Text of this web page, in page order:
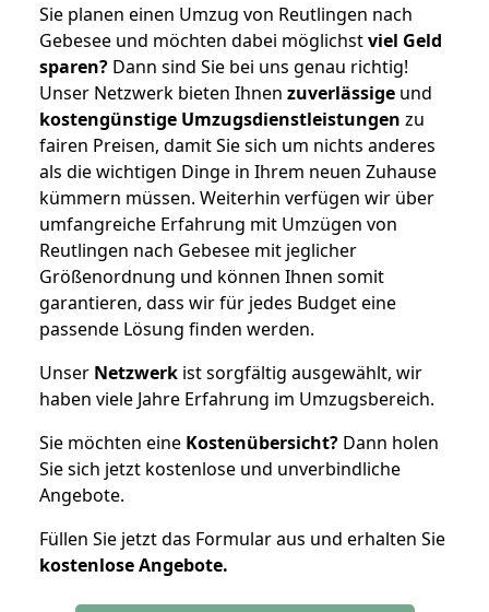
Sie planen einen Umzug von Reutlingen nach
Gebesee und möchten dabei möglichstviel Geld
sparen? Dann sind Sie bei uns genau richtig!
Unser Netzwerk bieten Ihnen zuverlässige und
kostengünstige Umzugsdienstleistungen zu
fairen Preisen, damit Sie sich um nichts anderes
als die wichtigen Dinge in Ihrem neuen Zuhause
kümmern müssen. Weiterhin verfügen wir über
umfangreiche Erfahrung mit Umzügen von
Reutlingen nach Gebesee mit jeglicher
Größenordnung und können Ihnen somit
garantieren, dass wir für jedes Budget eine
passende Lösung finden werden.
Unser Netzwerk ist sorgfältig ausgewählt, wir
haben viele Jahre Erfahrung im Umzugsbereich.
Sie möchten eine Kostenübersicht? Dann holen
Sie sich jetzt kostenlose und unverbindliche
Angebote.
Füllen Sie jetzt das Formular aus und erhalten Sie
kostenloseAngebote.